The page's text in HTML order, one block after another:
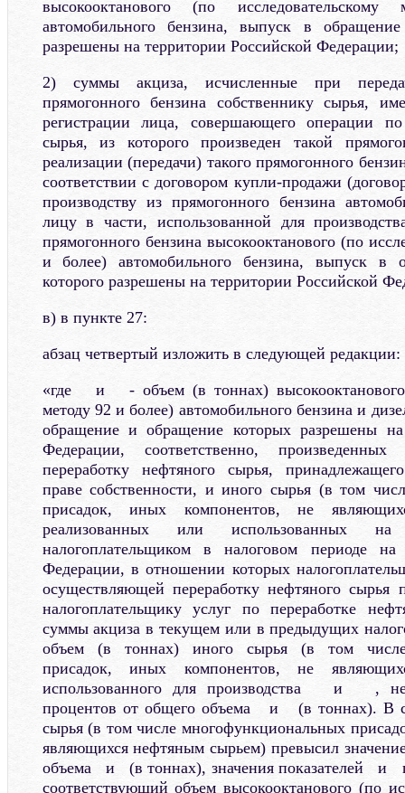
высокооктанового (по
автомобильного бензина, выпуск в
разрешены на территории Российской Федерации;
2) суммы акциза, исчисленные при
прямогонного бензина собственнику сырья,
регистрации лица, совершающего операции по
сырья, из которого произведен такой
реализации (передачи) такого прямогонного
соответствии с договором купли-продажи
производству из прямогонного бензина
лицу в части, использованной для
прямогонного бензина высокооктанового (по
и более) автомобильного бензина, выпуск в
которого разрешены на территории Российской
в) в пункте 27:
абзац четвертый изложить в следующей редакции:
«где и - объем (в тоннах) высокооктанового
методу 92 и более) автомобильного бензина и
обращение и обращение которых разрешены на
Федерации, соответственно,
переработку нефтяного сырья,
праве собственности, и иного сырья (в том
присадок, иных компонентов, не
реализованных или использованных
налогоплательщиком в налоговом периоде на
Федерации, в отношении которых
осуществляющей переработку нефтяного сырья
налогоплательщику услуг по переработке
суммы акциза в текущем или в предыдущих
объем (в тоннах) иного сырья (в том числе
присадок, иных компонентов, не
использованного для производства и ,
процентов от общего объема и (в тоннах). В
сырья (в том числе многофункциональных
являющихся нефтяным сырьем) превысил
объема и (в тоннах), значения показателей и
соответствующий объем высокооктанового (по